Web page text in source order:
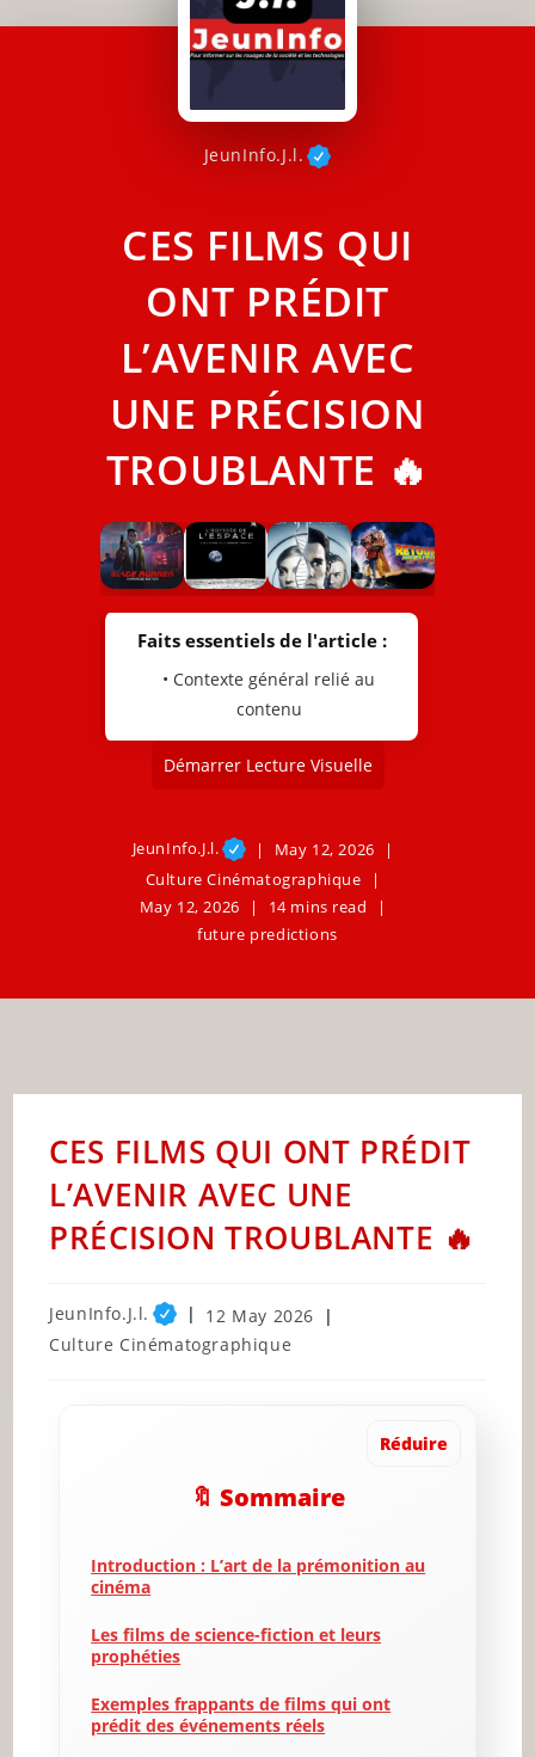
JeunInfo.J.l.
CES FILMS QUI
ONT PRÉDIT
L’AVENIR AVEC
UNE PRÉCISION
TROUBLANTE 🔥
Faits essentiels de l'article :
• Contexte général relié au
contenu
Démarrer Lecture Visuelle
JeunInfo.J.l.
May 12, 2026
Culture Cinématographique
May 12, 2026
14 mins read
future predictions
CES FILMS QUI ONT PRÉDIT
L’AVENIR AVEC UNE
PRÉCISION TROUBLANTE 🔥
Post
author:
JeunInfo.J.l.
Post
published:
12 May 2026
Post
Culture Cinématographique
Réduire
🔖 Sommaire
Introduction : L’art de la prémonition au
cinéma
Les films de science-fiction et leurs
prophéties
Exemples frappants de films qui ont
prédit des événements réels